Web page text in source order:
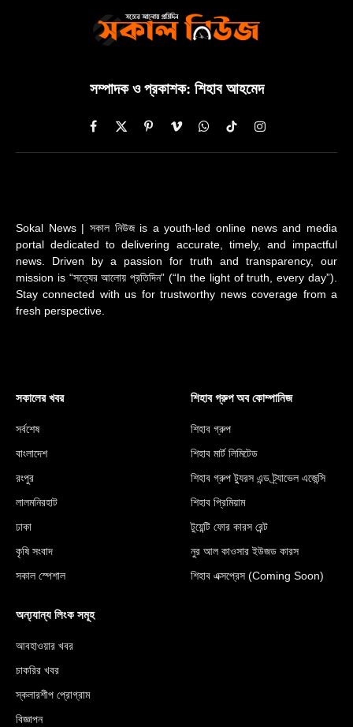
সম্পাদক ও প্রকাশক: শিহাব আহমেদ
Facebook
X
(Twitter)
PinterestVimeoWhatsAppTikTokInstagram
Sokal News | সকাল নিউজ is a youth-led online news and media
portal dedicated to delivering accurate, timely, and impactful
news. Driven by a passion for truth and transparency, our
mission is “সত্যের আলোয় প্রতিদিন” (“In the light of truth, every day”).
Stay connected with us for trustworthy news coverage from a
fresh perspective.
সকালের খবর
সর্বশেষ
বাংলাদেশ
রংপুর
লালমনিরহাট
ঢাকা
কৃষি সংবাদ
সকাল স্পেশাল
শিহাব গ্রুপ অব কোম্পানিজ
শিহাব গ্রুপ
শিহাব মার্ট লিমিটেড
শিহাব গ্রুপ ট্যুরস এন্ড ট্র্যাভেল এজেন্সি
শিহাব প্রিমিয়াম
টুয়েন্টি ফোর কারস রেন্ট
নুর আল কাওসার ইউজড কারস
শিহাব এক্সপ্রেস (Coming Soon)
অন্য্যান্য লিংক সমূহ
আবহাওয়ার খবর
চাকরির খবর
স্কলারশীপ প্রোগ্রাম
বিজ্ঞাপন